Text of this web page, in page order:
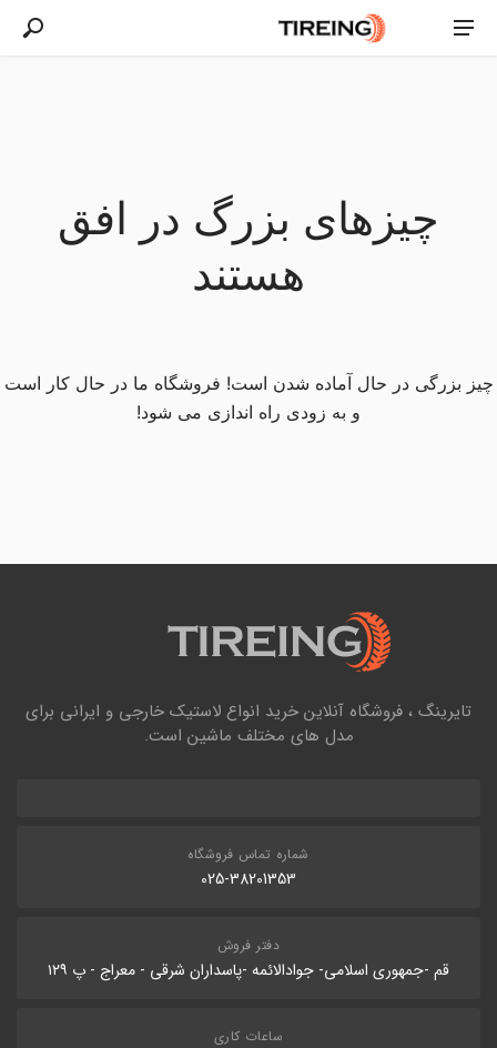
چیزهای بزرگ در افق
هستند
چیز بزرگی در حال آماده شدن است! فروشگاه ما در حال کار است
و به زودی راه اندازی می شود!
تایرینگ ، فروشگاه آنلاین خرید انواع لاستیک خارجی و ایرانی برای
مدل های مختلف ماشین است.
شماره تماس فروشگاه
025-38201353
دفتر فروش
قم -جمهوری اسلامی- جوادالائمه -پاسداران شرقی - معراج - پ ۱۲۹
ساعات کاری